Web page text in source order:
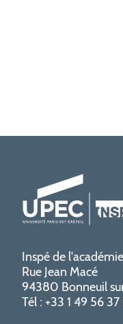
Inspé de
Rue Jean Macé
94380 Bonneuil
Tél : +33 1 49 56